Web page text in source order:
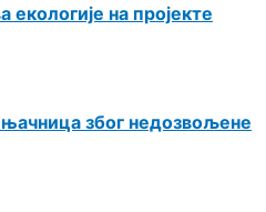
екологије на пројекте
због недозвољене